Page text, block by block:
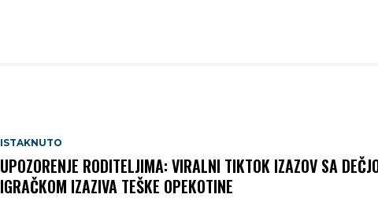
ISTAKNUTO
UPOZORENJE RODITELJIMA: VIRALNI TIKTOK IZAZOV SA
IGRAČKOM IZAZIVA TEŠKE OPEKOTINE